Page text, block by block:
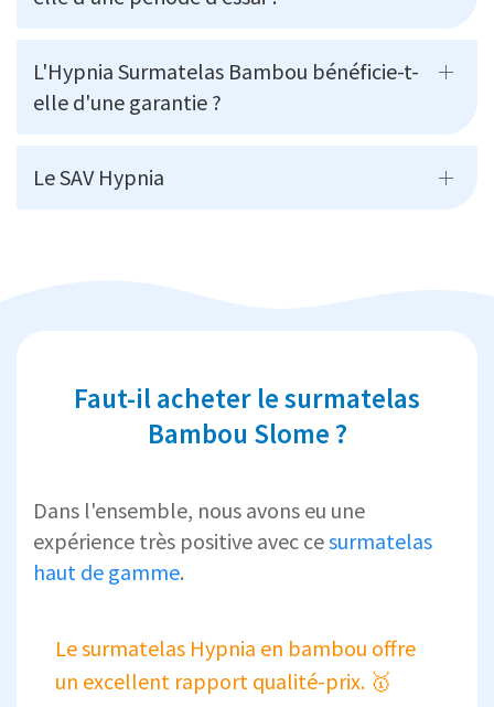
L'Hypnia Surmatelas Bambou bénéficie-t-
elle d'une garantie ?
Le SAV Hypnia
Faut-il acheter le surmatelas
Bambou Slome ?
Dans l'ensemble, nous avons eu une
expérience très positive avec cesurmatelas
haut de gamme.
Le surmatelas Hypnia en bambou offre
un excellent rapport qualité-prix. 🥇